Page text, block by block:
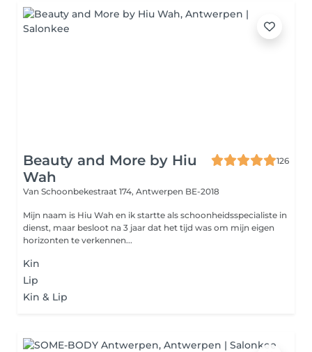
Beauty and More by Hiu
Wah
126
Van Schoonbekestraat 174, Antwerpen BE-2018
Mijn naam is Hiu Wah en ik startte als schoonheidsspecialiste in
dienst, maar besloot na 3 jaar dat het tijd was om mijn eigen
horizonten te verkennen...
Kin
Lip
Kin & Lip